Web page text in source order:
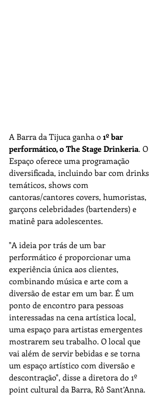
A Barra da Tijuca ganha o 1º bar
performático, o The Stage Drinkeria. O
Espaço oferece uma programação
diversificada, incluindo bar com drinks
temáticos, shows com
cantoras/cantores covers, humoristas,
garçons celebridades (bartenders) e
matinê para adolescentes.
"A ideia por trás de um bar
performático é proporcionar uma
experiência única aos clientes,
combinando música e arte com a
diversão de estar em um bar. É um
ponto de encontro para pessoas
interessadas na cena artística local,
uma espaço para artistas emergentes
mostrarem seu trabalho. O local que
vai além de servir bebidas e se torna
um espaço artístico com diversão e
descontração", disse a diretora do 1º
point cultural da Barra, Rô Sant’Anna.